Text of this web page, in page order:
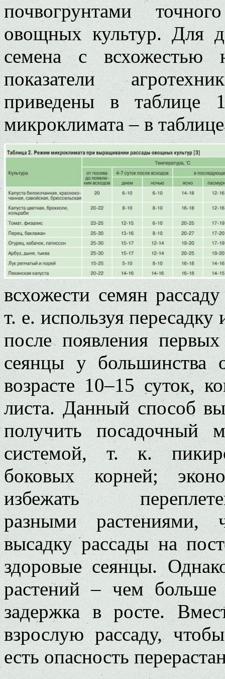
почвогрунтами
овощных культур. Для
семена с
показатели
приведены в таблице
микроклимата – в
всхожести семян
т. е. используя
после появления
сеянцы у большинства
возрасте 10–15 суток,
листа. Данный способ
получить посадочный
системой, т. к.
боковых корней;
избежать
разными растениями,
высадку рассады на
здоровые сеянцы.
растений – чем больше
задержка в росте.
взрослую рассаду,
есть опасность